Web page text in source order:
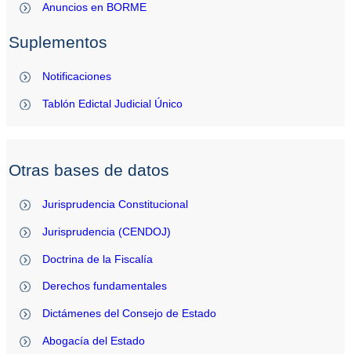
Anuncios en BORME
Suplementos
Notificaciones
Tablón Edictal Judicial Único
Otras bases de datos
Jurisprudencia Constitucional
Jurisprudencia (CENDOJ)
Doctrina de la Fiscalía
Derechos fundamentales
Dictámenes del Consejo de Estado
Abogacía del Estado